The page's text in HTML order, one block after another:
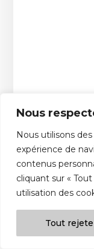
Nous
Nous utilisons
expérience de
contenus
cliquant sur «
utilisation des
Tout